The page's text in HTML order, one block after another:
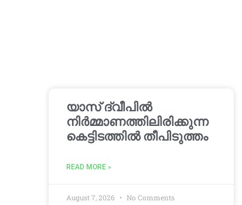
യാസ് ദ്വീപിൽ
നിർമ്മാണത്തിലിരിക്കുന്ന
കെട്ടിടത്തിൽ തീപിടുത്തം
READ MORE »
August 7, 2026 No Comments